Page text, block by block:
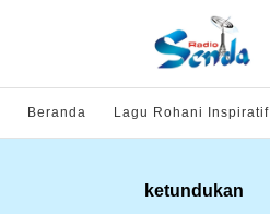
Beranda Lagu Rohani Inspiratif
ketundukan